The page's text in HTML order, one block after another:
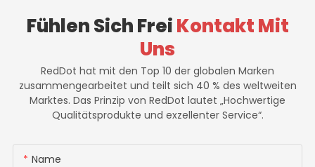
Fühlen Sich FreiKontakt Mit
Uns
RedDot hat mit den Top 10 der globalen Marken
zusammengearbeitet und teilt sich 40 % des weltweiten
Marktes. Das Prinzip von RedDot lautet „Hochwertige
Qualitätsprodukte und exzellenter Service“.
Name